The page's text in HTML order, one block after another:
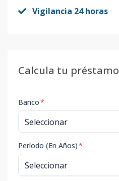
Vigilancia 24 horas
Calcula tu préstamo
Banco*
Período (En Años)*